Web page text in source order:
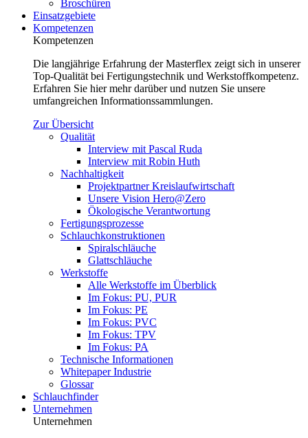
Broschüren
Einsatzgebiete
Kompetenzen
Kompetenzen
Die langjährige Erfahrung der Masterflex zeigt sich in unserer
Top-Qualität bei Fertigungstechnik und Werkstoffkompetenz.
Erfahren Sie hier mehr darüber und nutzen Sie unsere
umfangreichen Informationssammlungen.
Zur Übersicht
Qualität
Interview mit Pascal Ruda
Interview mit Robin Huth
Nachhaltigkeit
Projektpartner Kreislaufwirtschaft
Unsere Vision Hero@Zero
Ökologische Verantwortung
Fertigungsprozesse
Schlauchkonstruktionen
Spiralschläuche
Glattschläuche
Werkstoffe
Alle Werkstoffe im Überblick
Im Fokus: PU, PUR
Im Fokus: PE
Im Fokus: PVC
Im Fokus: TPV
Im Fokus: PA
Technische Informationen
Whitepaper Industrie
Glossar
Schlauchfinder
Unternehmen
Unternehmen